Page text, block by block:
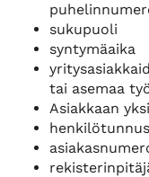
sukupuoli
syntymäaika
tai asemaa
Asiakkaan
henkilötunnus